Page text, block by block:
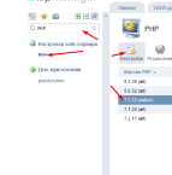
WIn